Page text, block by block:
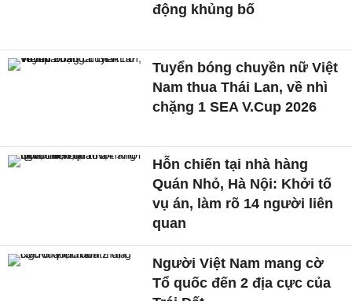
động khủng bố
Tuyển bóng chuyền nữ Việt
Nam thua Thái Lan, về nhì
chặng 1 SEA V.Cup 2026
Hỗn chiến tại nhà hàng
Quán Nhỏ, Hà Nội: Khởi tố
vụ án, làm rõ 14 người liên
quan
Người Việt Nam mang cờ
Tổ quốc đến 2 địa cực của